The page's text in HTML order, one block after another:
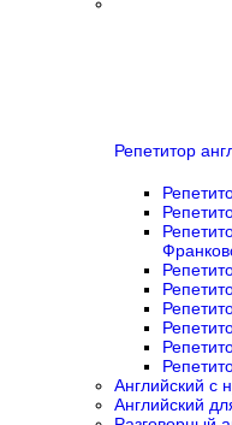
Репетитор
Английский с
Английский